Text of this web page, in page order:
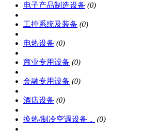
电子产品制造设备 (0)
工控系统及装备 (0)
电热设备 (0)
商业专用设备 (0)
金融专用设备 (0)
酒店设备 (0)
换热/制冷空调设备， (0)